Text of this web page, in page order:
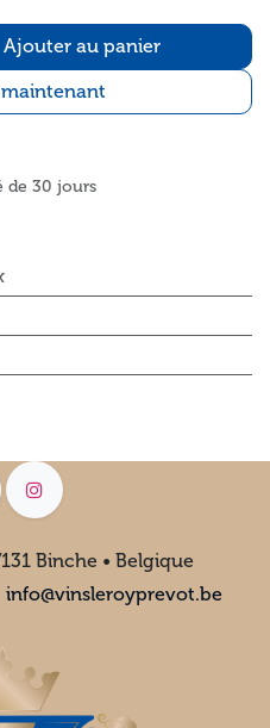
Ajouter au panier
de 30 jours
Binche • Belgique
info@vinsleroyprevot.be